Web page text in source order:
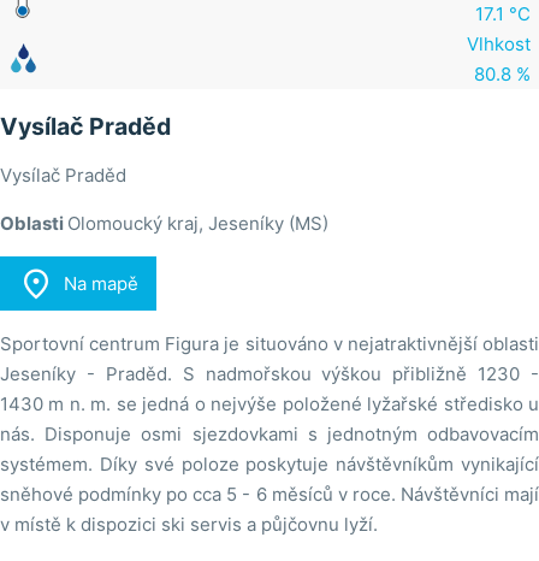
17.1 °C
Vlhkost
80.8 %
Vysílač Praděd
Vysílač Praděd
Oblasti Olomoucký kraj, Jeseníky (MS)
 Na mapě
Sportovní centrum Figura je situováno v nejatraktivnější oblasti
Jeseníky - Praděd. S nadmořskou výškou přibližně 1230 -
1430 m n. m. se jedná o nejvýše položené lyžařské středisko u
nás. Disponuje osmi sjezdovkami s jednotným odbavovacím
systémem. Díky své poloze poskytuje návštěvníkům vynikající
sněhové podmínky po cca 5 - 6 měsíců v roce. Návštěvníci mají
v místě k dispozici ski servis a půjčovnu lyží.